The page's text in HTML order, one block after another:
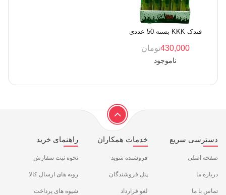
فندک KKK بسته 50 عددی
430,000تومان
ناموجود
دسترسی سریع
صفحه اصلی
درباره ما
تماس با ما
خدمات همکاران
فروشنده شوید
پنل فروشندگان
لغو قرارداد
راهنمای خرید
نحوه ثبت سفارش
رویه های ارسال کالا
شیوه های پرداخت